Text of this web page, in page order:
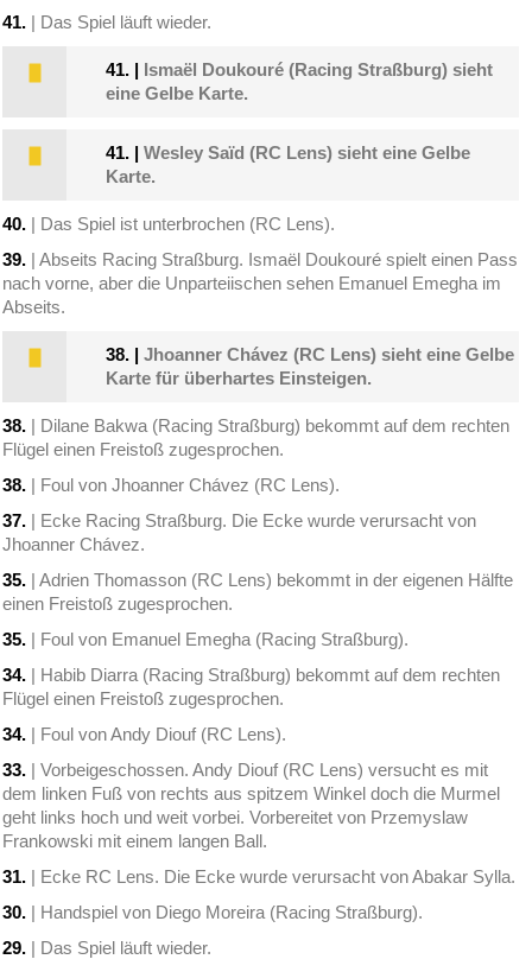
41. | Das Spiel läuft wieder.
41. | Ismaël Doukouré (Racing Straßburg) sieht
eine Gelbe Karte.
41. |Wesley Saïd (RC Lens) sieht eine Gelbe
Karte.
40. | Das Spiel ist unterbrochen (RC Lens).
39. | Abseits Racing Straßburg. Ismaël Doukouré spielt einen Pass
nach vorne, aber die Unparteiischen sehen Emanuel Emegha im
Abseits.
38. |Jhoanner Chávez (RC Lens) sieht eine Gelbe
Karte für überhartes Einsteigen.
38. | Dilane Bakwa (Racing Straßburg) bekommt auf dem rechten
Flügel einen Freistoß zugesprochen.
38. | Foul von Jhoanner Chávez (RC Lens).
37. | Ecke Racing Straßburg. Die Ecke wurde verursacht von
Jhoanner Chávez.
35. | Adrien Thomasson (RC Lens) bekommt in der eigenen Hälfte
einen Freistoß zugesprochen.
35. | Foul von Emanuel Emegha (Racing Straßburg).
34. | Habib Diarra (Racing Straßburg) bekommt auf dem rechten
Flügel einen Freistoß zugesprochen.
34. | Foul von Andy Diouf (RC Lens).
33. | Vorbeigeschossen. Andy Diouf (RC Lens) versucht es mit
dem linken Fuß von rechts aus spitzem Winkel doch die Murmel
geht links hoch und weit vorbei. Vorbereitet von Przemyslaw
Frankowski mit einem langen Ball.
31. | Ecke RC Lens. Die Ecke wurde verursacht von Abakar Sylla.
30. | Handspiel von Diego Moreira (Racing Straßburg).
29. | Das Spiel läuft wieder.